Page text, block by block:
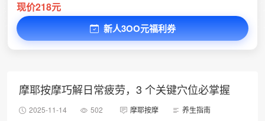
现价218元
新人3OO元福利券
摩耶按摩巧解日常疲劳，3 个关键穴位必掌握
2025-11-14 502 摩耶按摩 养生指南